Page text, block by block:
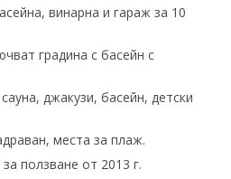
винарна и гараж за 10
градина с басейн с
джакузи, басейн, детски
места за плаж.
ползване от 2013 г.